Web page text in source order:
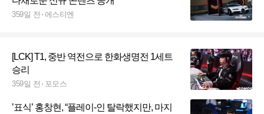
359일 전 에스티엔
[LCK] T1, 중반 역전으로 한화생명전 1세트
승리
359일 전 포모스
’표식’ 홍창현, “플레이-인 탈락했지만, 마지